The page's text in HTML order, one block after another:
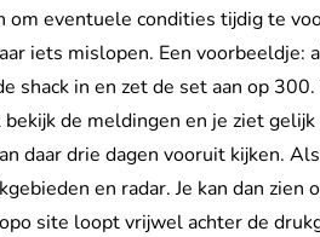
eventuele condities tijdig te
iets mislopen. Een voorbeeldje:
shack in en zet de set aan op
de meldingen en je ziet
daar drie dagen vooruit kijken.
en radar. Je kan dan
site loopt vrijwel achter de